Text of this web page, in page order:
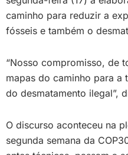
caminho para reduzir a
fósseis e também o
“Nosso compromisso, de
mapas do caminho para a
do desmatamento ilegal”,
O discurso aconteceu na
segunda semana da